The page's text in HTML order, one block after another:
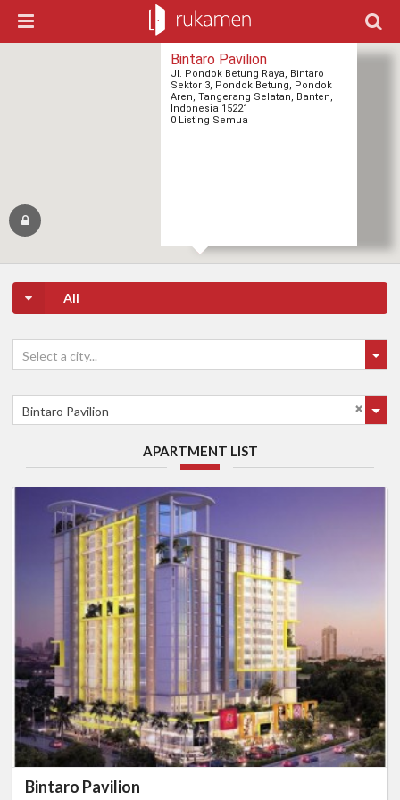
Bintaro Pavilion
Jl. Pondok Betung Raya, Bintaro
Sektor 3, Pondok Betung, Pondok
Aren, Tangerang Selatan, Banten,
Indonesia 15221
0 Listing Semua
All
Select a city...
Bintaro Pavilion
APARTMENT LIST
Bintaro Pavilion